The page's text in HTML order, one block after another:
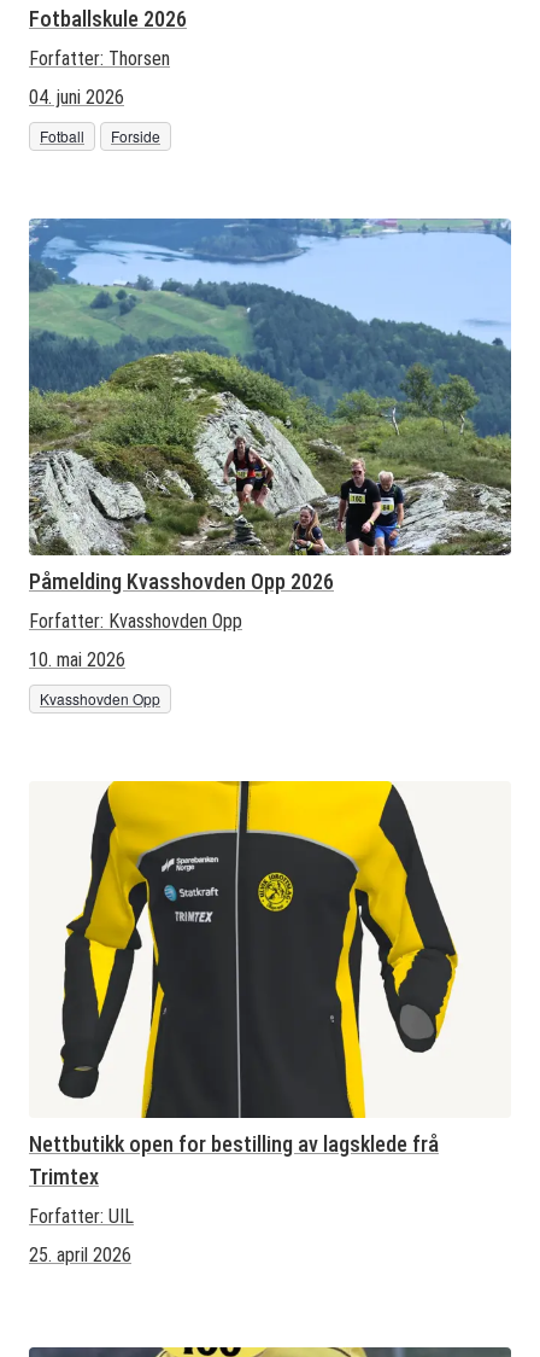
Fotballskule 2026
Forfatter: Thorsen
04. juni 2026
Fotball Forside
Påmelding Kvasshovden Opp 2026
Forfatter: Kvasshovden Opp
10. mai 2026
Kvasshovden Opp
Nettbutikk open for bestilling av lagsklede frå
Trimtex
Forfatter: UIL
25. april 2026